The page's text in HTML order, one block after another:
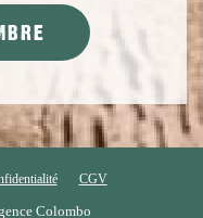
CGV
Colombo